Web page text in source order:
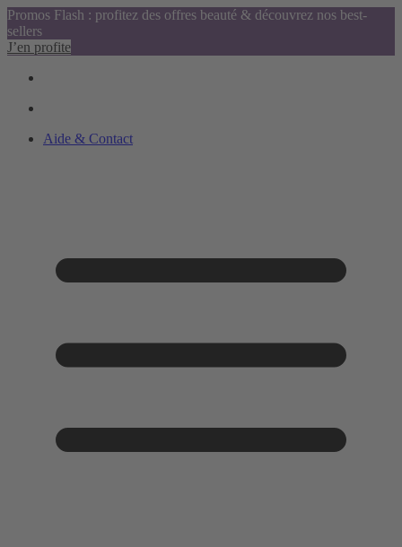
Promos Flash : profitez des offres beauté & découvrez nos best-
sellers
J’en profite
Aide & Contact